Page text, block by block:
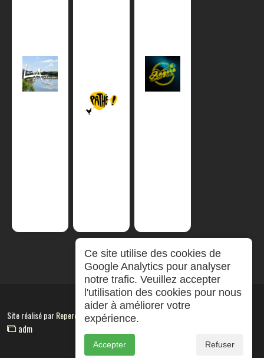
Site réalisé parRepereCom
adm
Ce site utilise des cookies de
Google Analytics pour analyser
notre trafic. Veuillez accepter
l'utilisation des cookies pour nous
aider à améliorer votre
expérience.
Accepter Refuser